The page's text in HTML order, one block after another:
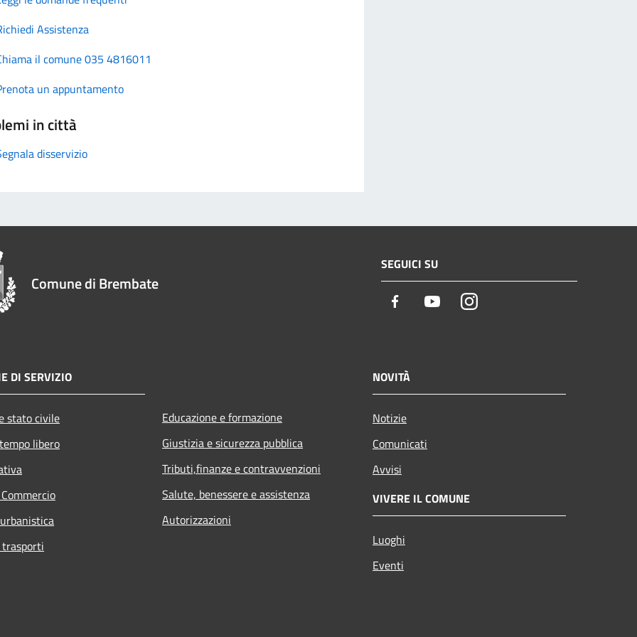
Assistenza
il comune 035 4816011
un appuntamento
in città
disservizio
Comune di Brembate
SEGUICI SU
Facebook YoutubeInstagram
DI SERVIZIO
stato civile
libero
Educazione e formazione
Giustizia e sicurezza pubblica
Tributi,finanze e contravvenzioni
Salute, benessere e assistenza
Autorizzazioni
NOVITÀ
Notizie
Comunicati
Avvisi
VIVERE IL COMUNE
Luoghi
Eventi